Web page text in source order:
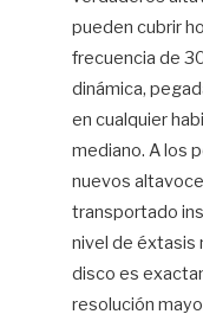
pueden cubrir
frecuencia de
dinámica,
en cualquier
mediano. A los
nuevos
transportado
nivel de éxtasis
disco es
resolución